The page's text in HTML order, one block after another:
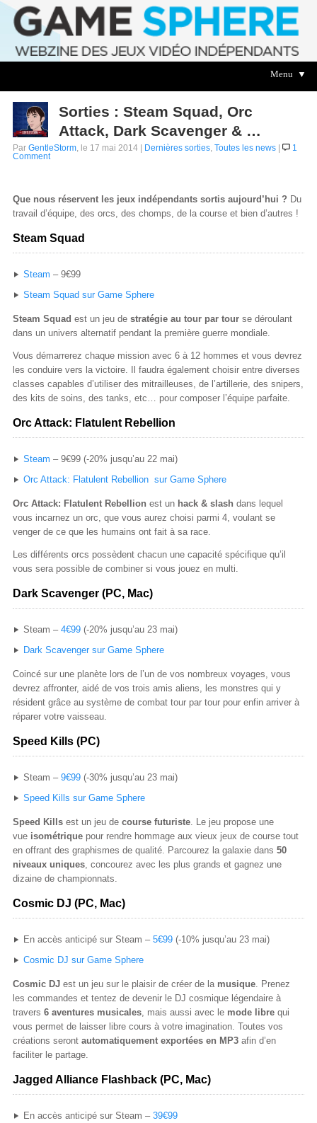
Menu ▼
Sorties : Steam Squad, Orc
Attack, Dark Scavenger & …
Par GentleStorm, le 17 mai 2014 | Dernières sorties, Toutes les news|
1
Comment
Que nous réservent les jeux indépendants sortis aujourd’hui ? Du
travail d’équipe, des orcs, des chomps, de la course et bien d’autres !
Steam Squad
Steam – 9€99
Steam Squad sur Game Sphere
Steam Squad est un jeu destratégie au tour par tourse déroulant
dans un univers alternatif pendant la première guerre mondiale.
Vous démarrerez chaque mission avec 6 à 12 hommes et vous devrez
les conduire vers la victoire. Il faudra également choisir entre diverses
classes capables d’utiliser des mitrailleuses, de l’artillerie, des snipers,
des kits de soins, des tanks, etc… pour composer l’équipe parfaite.
Orc Attack: Flatulent Rebellion
Steam – 9€99 (-20% jusqu’au 22 mai)
Orc Attack: Flatulent Rebellion sur Game Sphere
Orc Attack: Flatulent Rebellion est un hack & slash dans lequel
vous incarnez un orc, que vous aurez choisi parmi 4, voulant se
venger de ce que les humains ont fait à sa race.
Les différents orcs possèdent chacun une capacité spécifique qu’il
vous sera possible de combiner si vous jouez en multi.
Dark Scavenger (PC, Mac)
Steam – 4€99(-20% jusqu’au 23 mai)
Dark Scavenger sur Game Sphere
Coincé sur une planète lors de l’un de vos nombreux voyages, vous
devrez affronter, aidé de vos trois amis aliens, les monstres qui y
résident grâce au système de combat tour par tour pour enfin arriver à
réparer votre vaisseau.
Speed Kills (PC)
Steam – 9€99(-30% jusqu’au 23 mai)
Speed Kills sur Game Sphere
Speed Killsest un jeu de course futuriste. Le jeu propose une
vue isométriquepour rendre hommage aux vieux jeux de course tout
en offrant des graphismes de qualité. Parcourez la galaxie dans 50
niveaux uniques, concourez avec les plus grands et gagnez une
dizaine de championnats.
Cosmic DJ (PC, Mac)
En accès anticipé sur Steam – 5€99(-10% jusqu’au 23 mai)
Cosmic DJ sur Game Sphere
Cosmic DJest un jeu sur le plaisir de créer de la musique. Prenez
les commandes et tentez de devenir le DJ cosmique légendaire à
travers 6 aventures musicales, mais aussi avec le mode librequi
vous permet de laisser libre cours à votre imagination. Toutes vos
créations seront automatiquement exportées en MP3afin d’en
faciliter le partage.
Jagged Alliance Flashback (PC, Mac)
En accès anticipé sur Steam – 39€99